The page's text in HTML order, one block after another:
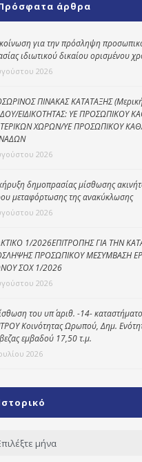
Kοινωνικό
φαρμακείο
Πρόγραμμα
“Βοήθεια στο σπίτι”
Κέντρο Ημερήσιας
Φροντίδας
άρθρα
για την πρόσληψη
ιδιωτικού δικαίου ορισμένου
2026
ΠΙΝΑΚΑΣ ΚΑΤΑΤΑΞΗΣ
ΕΙΔΙΚΟΤΗΤΑΣ: ΥΕ ΠΡΟΣΩΠΙΚΟΥ
ΧΩΡΩΝ/ΥΕ ΠΡΟΣΩΠΙΚΟΥ
2026
δημοπρασίας μίσθωσης
μεταφόρτωσης της ανακύκλωσης
2026
1/2026ΕΠΙΤΡΟΠΗΣ ΓΙΑ ΤΗΝ
ΠΡΟΣΩΠΙΚΟΥ ΜΕΣΥΜΒΑΣΗ
ΣΟΧ 1/2026
2026
του υπ΄ αριθ. -14-
Κοινότητας Ωρωπού, Δημ.
εμβαδού 17,50 τ.μ.
2026